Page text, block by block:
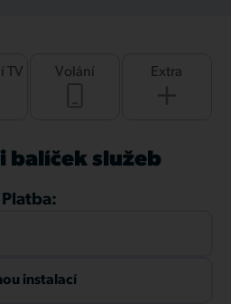
TV Volání Extra
balíček služeb
Platba:
instalací